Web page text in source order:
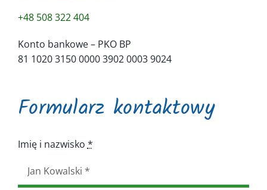
+48 508 322 404
Konto bankowe – PKO BP
81 1020 3150 0000 3902 0003 9024
Formularz kontaktowy
Imię i nazwisko *